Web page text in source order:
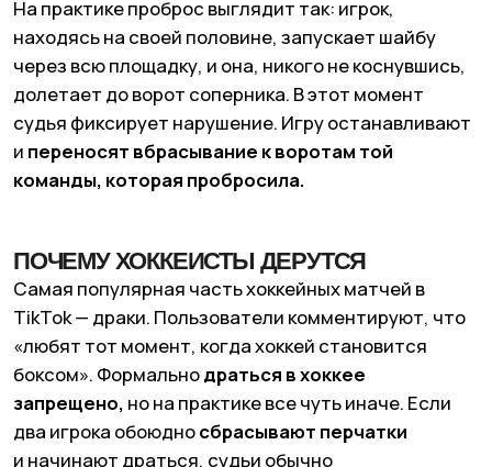
Источник: GIPHY
КАК ВЫБРАТЬ БИЛЕТЫ
Во-первых, определитесь с командой. Если
вы не из Москвы, скорее всего, в вашем городе
толькоодна профессиональная команда, за нее
и болейте. У тех, кто родился в столице,
ассортимент шире. Самый простой вариант —